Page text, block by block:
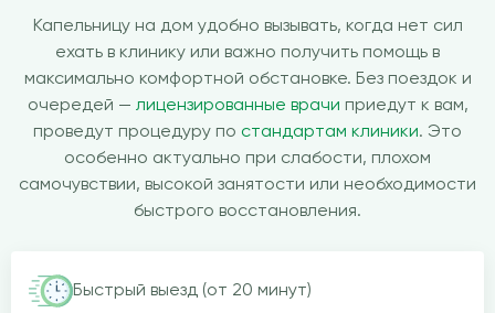
Капельницу на дом удобно вызывать, когда нет сил
ехать в клинику или важно получить помощь в
максимально комфортной обстановке. Без поездок и
очередей — лицензированные врачи приедут к вам,
проведут процедуру по стандартам клиники. Это
особенно актуально при слабости, плохом
самочувствии, высокой занятости или необходимости
быстрого восстановления.
Быстрый выезд (от 20 минут)